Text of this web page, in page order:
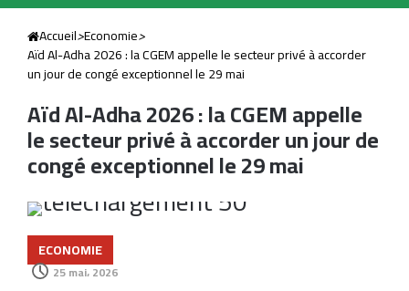
Accueil>Economie>
Aïd Al-Adha 2026 : la CGEM appelle le secteur privé à accorder
un jour de congé exceptionnel le 29 mai
Aïd Al-Adha 2026 : la CGEM appelle
le secteur privé à accorder un jour de
congé exceptionnel le 29 mai
ECONOMIE
25 mai، 2026